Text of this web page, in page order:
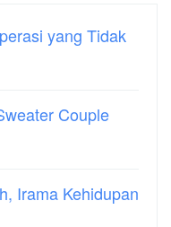
yang Tidak
Couple
Irama Kehidupan